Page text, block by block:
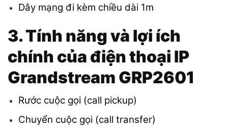
Dây mạng đi kèm chiều dài 1m
3. Tính năng và lợi ích
chính của điện thoại IP
Grandstream GRP2601
Rước cuộc gọi (call pickup)
Chuyển cuộc gọi (call transfer)